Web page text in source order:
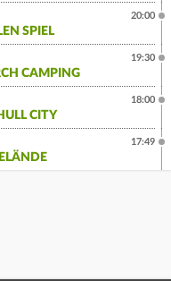
SPIEL
20:00
CAMPING
19:30
CITY
18:00
17:49